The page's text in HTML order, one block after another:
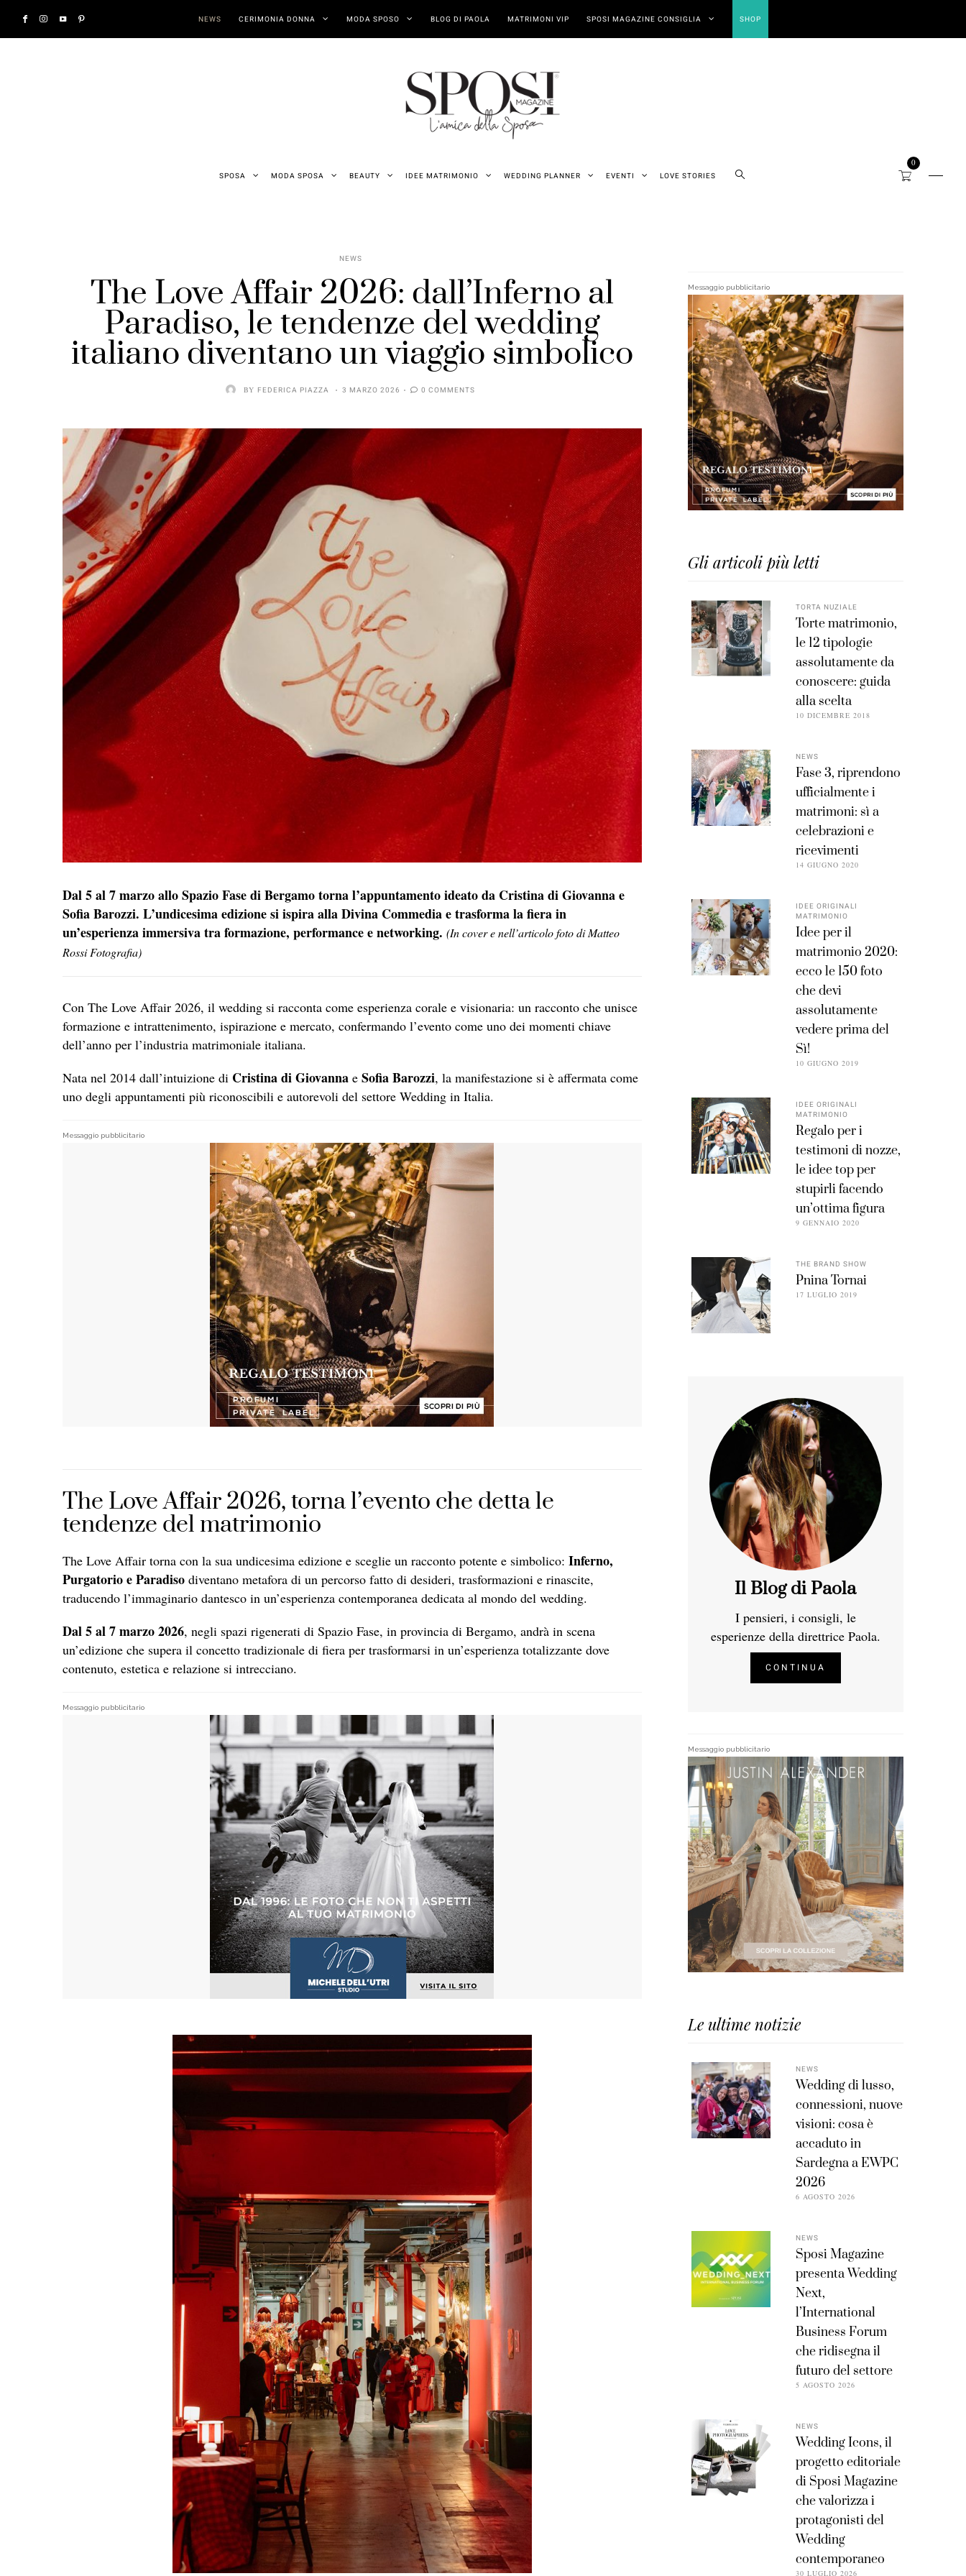
NEWS CERIMONIA DONNA MODA SPOSO BLOG DI PAOLA MATRIMONI VIP SPOSI MAGAZINE CONSIGLIA SHOP
SPOSA MODA SPOSA BEAUTY IDEE MATRIMONIO WEDDING PLANNER EVENTI LOVE STORIES
0
NEWS
The Love Affair 2026: dall’Inferno al
Paradiso, le tendenze del wedding
italiano diventano un viaggio simbolico
BY FEDERICA PIAZZA 3 MARZO 2026 0 COMMENTS
Dal 5 al 7 marzo allo Spazio Fase di Bergamo torna l’appuntamento ideato da Cristina di Giovanna e
Sofia Barozzi. L’undicesima edizione si ispira alla Divina Commedia e trasforma la fiera in
un’esperienza immersiva tra formazione, performance e networking. (In cover e nell’articolo foto di Matteo
Rossi Fotografia)
Con The Love Affair 2026, il wedding si racconta come esperienza corale e visionaria: un racconto che unisce
formazione e intrattenimento, ispirazione e mercato, confermando l’evento come uno dei momenti chiave
dell’anno per l’industria matrimoniale italiana.
Nata nel 2014 dall’intuizione di Cristina di Giovanna e Sofia Barozzi, la manifestazione si è affermata come
uno degli appuntamenti più riconoscibili e autorevoli del settore Wedding in Italia.
Messaggio pubblicitario
The Love Affair 2026, torna l’evento che detta le
tendenze del matrimonio
The Love Affair torna con la sua undicesima edizione e sceglie un racconto potente e simbolico: Inferno,
Purgatorio e Paradiso diventano metafora di un percorso fatto di desideri, trasformazioni e rinascite,
traducendo l’immaginario dantesco in un’esperienza contemporanea dedicata al mondo del wedding.
Dal 5 al 7 marzo 2026, negli spazi rigenerati di Spazio Fase, in provincia di Bergamo, andrà in scena
un’edizione che supera il concetto tradizionale di fiera per trasformarsi in un’esperienza totalizzante dove
contenuto, estetica e relazione si intrecciano.
Messaggio pubblicitario
Messaggio pubblicitario
Gli articoli più letti
TORTA NUZIALE
Torte matrimonio,
le 12 tipologie
assolutamente da
conoscere: guida
alla scelta
10 DICEMBRE 2018
NEWS
Fase 3, riprendono
ufficialmente i
matrimoni: sì a
celebrazioni e
ricevimenti
14 GIUGNO 2020
IDEE ORIGINALI
MATRIMONIO
Idee per il
matrimonio 2020:
ecco le 150 foto
che devi
assolutamente
vedere prima del
Sì!
10 GIUGNO 2019
IDEE ORIGINALI
MATRIMONIO
Regalo per i
testimoni di nozze,
le idee top per
stupirli facendo
un’ottima figura
9 GENNAIO 2020
THE BRAND SHOW
Pnina Tornai
17 LUGLIO 2019
Il Blog di Paola
I pensieri, i consigli, le
esperienze della direttrice Paola.
CONTINUA
Messaggio pubblicitario
Le ultime notizie
NEWS
Wedding di lusso,
connessioni, nuove
visioni: cosa è
accaduto in
Sardegna a EWPC
2026
6 AGOSTO 2026
NEWS
Sposi Magazine
presenta Wedding
Next,
l’International
Business Forum
che ridisegna il
futuro del settore
5 AGOSTO 2026
NEWS
Wedding Icons, il
progetto editoriale
di Sposi Magazine
che valorizza i
protagonisti del
Wedding
contemporaneo
30 LUGLIO 2026